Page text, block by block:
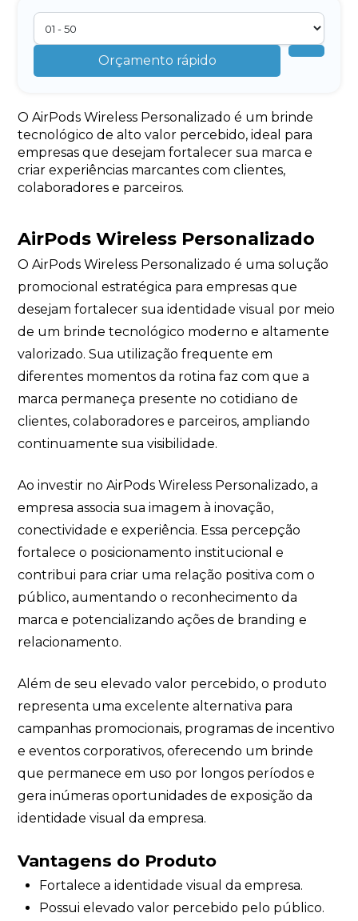
Orçamento rápido
O AirPods Wireless Personalizado é um brinde
tecnológico de alto valor percebido, ideal para
empresas que desejam fortalecer sua marca e
criar experiências marcantes com clientes,
colaboradores e parceiros.
AirPods Wireless Personalizado
O AirPods Wireless Personalizado é uma solução
promocional estratégica para empresas que
desejam fortalecer sua identidade visual por meio
de um brinde tecnológico moderno e altamente
valorizado. Sua utilização frequente em
diferentes momentos da rotina faz com que a
marca permaneça presente no cotidiano de
clientes, colaboradores e parceiros, ampliando
continuamente sua visibilidade.
Ao investir no AirPods Wireless Personalizado, a
empresa associa sua imagem à inovação,
conectividade e experiência. Essa percepção
fortalece o posicionamento institucional e
contribui para criar uma relação positiva com o
público, aumentando o reconhecimento da
marca e potencializando ações de branding e
relacionamento.
Além de seu elevado valor percebido, o produto
representa uma excelente alternativa para
campanhas promocionais, programas de incentivo
e eventos corporativos, oferecendo um brinde
que permanece em uso por longos períodos e
gera inúmeras oportunidades de exposição da
identidade visual da empresa.
Vantagens do Produto
Fortalece a identidade visual da empresa.
Possui elevado valor percebido pelo público.